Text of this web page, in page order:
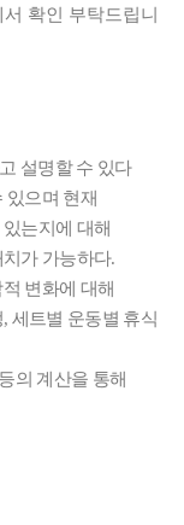
확인 부탁드립니
설명할 수 있다
있으며 현재
는지에 대해
가 가능하다.
변화에 대해
세트별 운동별 휴식
의 계산을 통해